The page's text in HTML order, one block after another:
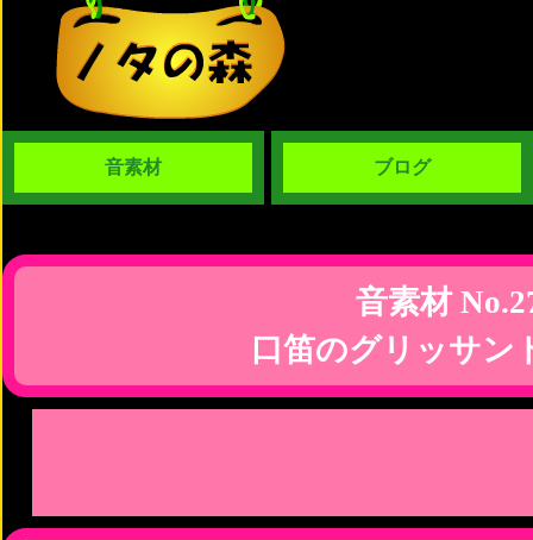
音素材 ブログ
音素材
口笛のグリッサン